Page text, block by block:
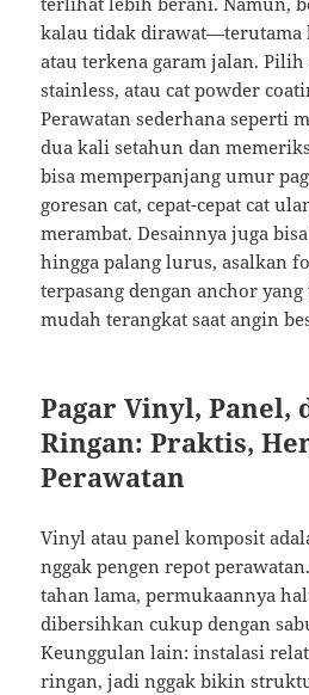
kalau tidak dirawat—terutama
atau terkena garam jalan.
stainless, atau cat powder
Perawatan sederhana seperti
dua kali setahun dan
bisa memperpanjang umur
goresan cat, cepat-cepat cat
merambat. Desainnya juga
hingga palang lurus, asalkan
terpasang dengan anchor
mudah terangkat saat angin
Pagar Vinyl, Panel,
Ringan: Praktis,
Perawatan
Vinyl atau panel komposit
nggak pengen repot
tahan lama, permukaannya
dibersihkan cukup dengan
Keunggulan lain: instalasi
ringan, jadi nggak bikin